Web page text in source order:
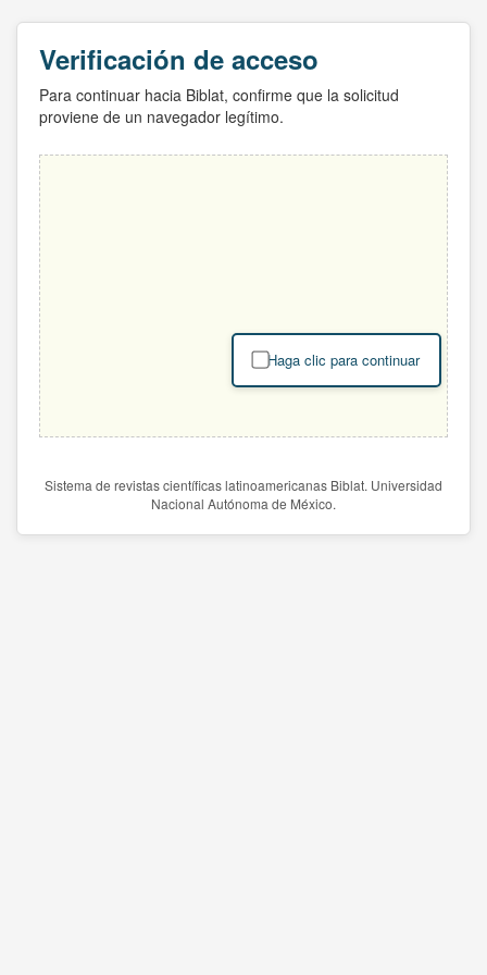
Verificación de acceso
Para continuar hacia Biblat, confirme que la solicitud
proviene de un navegador legítimo.
Haga clic para continuar
Sistema de revistas científicas latinoamericanas Biblat. Universidad
Nacional Autónoma de México.